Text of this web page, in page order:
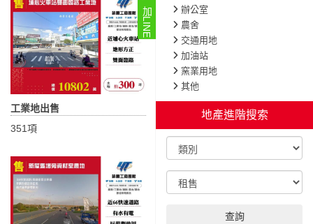
辦公室
農舍
交通用地
加油站
窯業用地
其他
地產進階搜索
查詢
加LINE
工業地出售
351項
工業地出租
31項